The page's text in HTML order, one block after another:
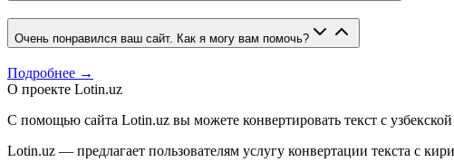
Очень понравился ваш сайт. Как я могу вам помочь?
Подробнее →
О проекте Lotin.uz
С помощью сайта Lotin.uz вы можете конвертировать текст с
Lotin.uz — предлагает пользователям услугу конвертации текста с